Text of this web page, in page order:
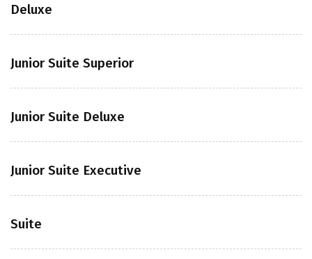
Deluxe
Junior Suite Superior
Junior Suite Deluxe
Junior Suite Executive
Suite